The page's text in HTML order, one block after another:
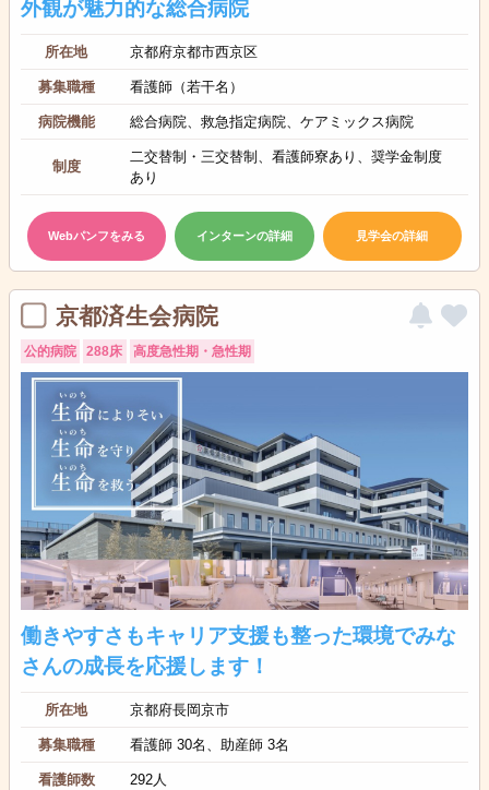
外観が魅力的な総合病院
所在地 京都府京都市西京区
募集職種 看護師（若干名）
病院機能 総合病院、救急指定病院、ケアミックス病院
制度
二交替制・三交替制、看護師寮あり、奨学金制度
あり
Webパンフをみる インターンの詳細 見学会の詳細
京都済生会病院
公的病院 288床 高度急性期・急性期
働きやすさもキャリア支援も整った環境でみな
さんの成長を応援します！
所在地 京都府長岡京市
募集職種 看護師 30名、助産師 3名
看護師数 292人